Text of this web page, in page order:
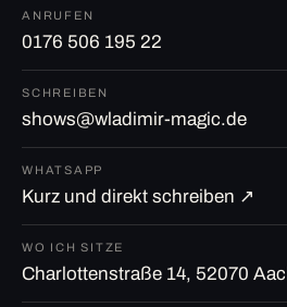
ANRUFEN
0176 506 195 22
SCHREIBEN
shows@wladimir-magic.de
WHATSAPP
Kurz und direkt schreiben ↗
WO ICH SITZE
Charlottenstraße 14, 52070